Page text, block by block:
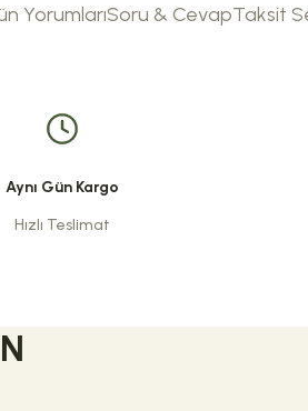
YorumlarıSoru & CevapTaksit
bariyerini güçlendirir.
gibi cildi yumuşacık yapıyor.
Aynı Gün Kargo
Hızlı Teslimat